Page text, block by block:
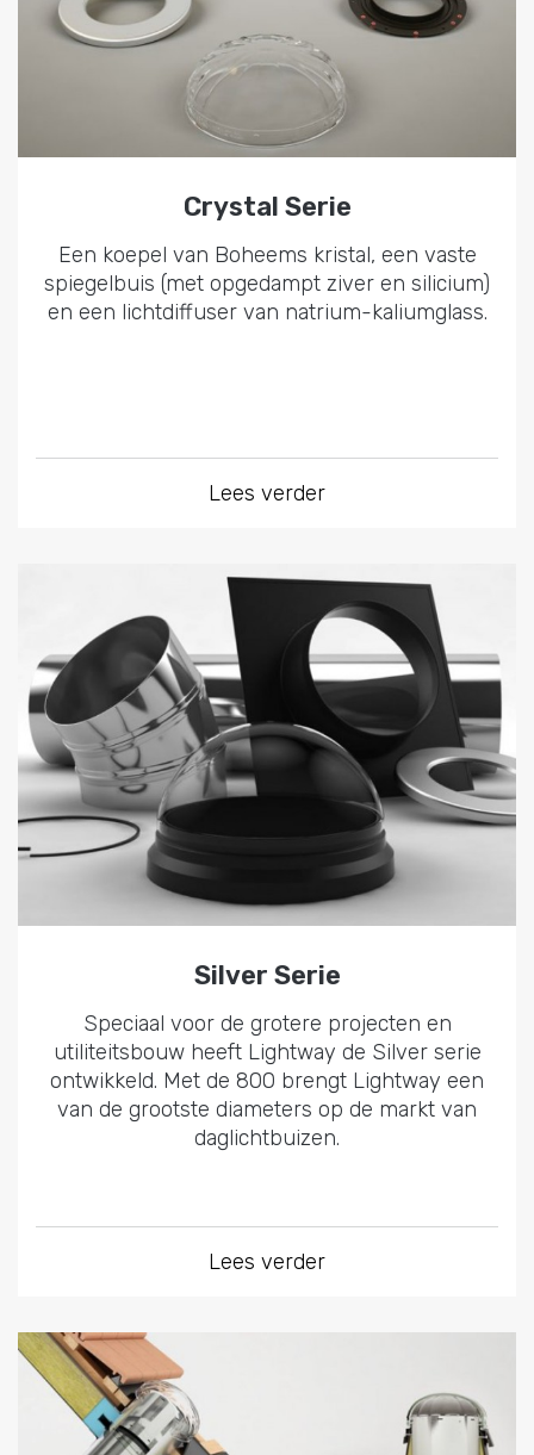
Crystal Serie
Een koepel van Boheems kristal, een vaste
spiegelbuis (met opgedampt ziver en silicium)
en een lichtdiffuser van natrium-kaliumglass.
Lees verder
Silver Serie
Speciaal voor de grotere projecten en
utiliteitsbouw heeft Lightway de Silver serie
ontwikkeld. Met de 800 brengt Lightway een
van de grootste diameters op de markt van
daglichtbuizen.
Lees verder